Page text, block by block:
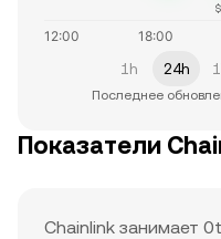
1h 24h
Последнее
Показатели
Chainlink занимает